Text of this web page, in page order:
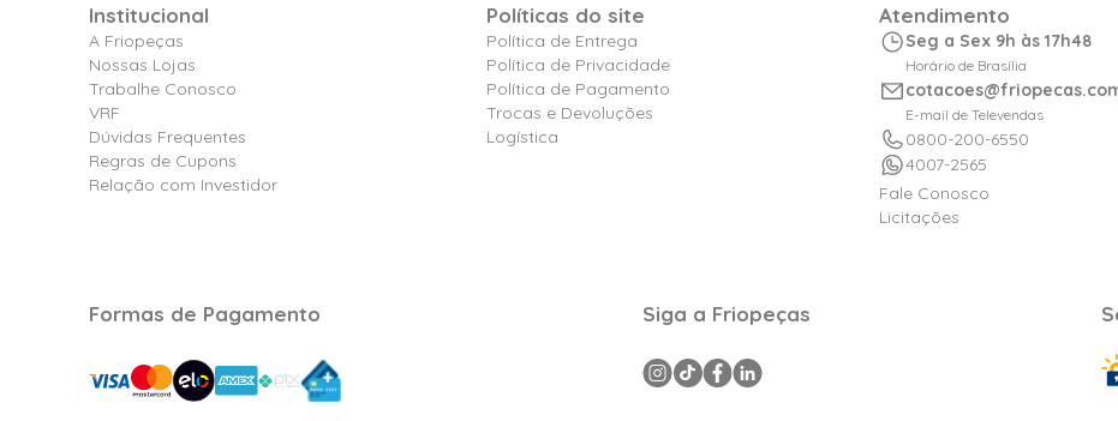
Institucional
A Friopeças
Nossas Lojas
Trabalhe Conosco
VRF
Dúvidas Frequentes
Regras de Cupons
Relação com Investidor
Políticas do site
Política de Entrega
Política de Privacidade
Política de Pagamento
Trocas e Devoluções
Logística
Atendimento
Seg a Sex 9h às 17h48
Horário de Brasília
E-mail de Televendas
0800-200-6550
4007-2565
Fale Conosco
Licitações
Formas de Pagamento Siga a Friopeças